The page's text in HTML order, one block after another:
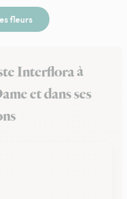
fleurs
Interflora à
et dans ses